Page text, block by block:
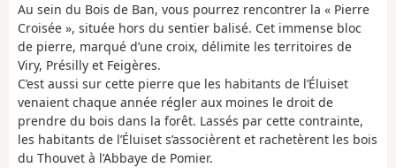
Au sein du Bois de Ban, vous pourrez rencontrer la « Pierre
Croisée », située hors du sentier balisé. Cet immense bloc
de pierre, marqué d’une croix, délimite les territoires de
Viry, Présilly et Feigères.
C’est aussi sur cette pierre que les habitants de l’Éluiset
venaient chaque année régler aux moines le droit de
prendre du bois dans la forêt. Lassés par cette contrainte,
les habitants de l’Éluiset s’associèrent et rachetèrent les bois
du Thouvet à l’Abbaye de Pomier.